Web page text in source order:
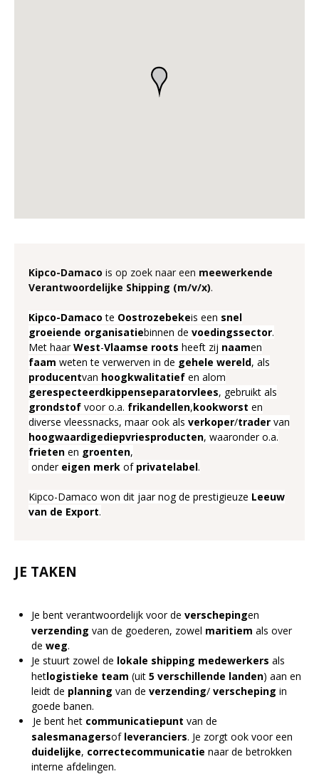
Kipco-Damaco is op zoek naar een meewerkende
Verantwoordelijke Shipping (m/v/x).
Kipco-Damaco te Oostrozebekeis een snel
groeiende organisatiebinnen de voedingssector.
Met haarWest-Vlaamse roots heeft zij naamen
faam weten te verwerven in de gehele wereld, als
producentvan hoogkwalitatief en alom
gerespecteerdkippenseparatorvlees, gebruikt als
grondstof voor o.a. frikandellen,kookworst en
diverse vleessnacks, maar ook als verkoper/trader van
hoogwaardigediepvriesproducten, waaronder o.a.
frieten en groenten,
onder eigen merk of privatelabel.
Kipco-Damaco won dit jaar nog de prestigieuze Leeuw
van de Export.
JE TAKEN
Je bent verantwoordelijk voorde verschepingen
verzending van de goederen, zowel maritiem als over
de weg.
Je stuurt zowel de lokale shipping medewerkers als
hetlogistieke team (uit 5 verschillende landen) aan en
leidt de planning van de verzending/ verscheping in
goede banen.
Je bent het communicatiepunt van de
salesmanagersof leveranciers. Je zorgt ook voor een
duidelijke, correctecommunicatie naar de betrokken
interne afdelingen.